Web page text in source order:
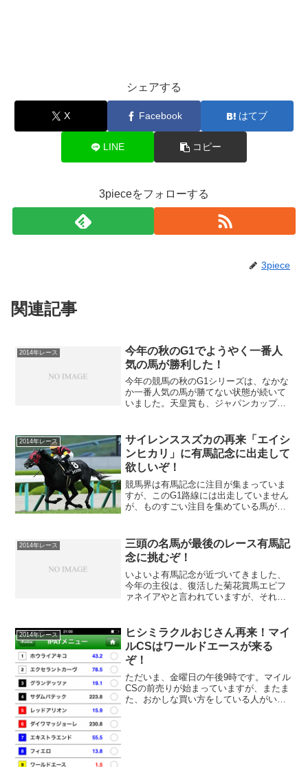
シェアする
X Facebook はてブ
LINE コピー
3pieceをフォローする
3piece
関連記事
2014年レース
今年の秋のG1でようやく一番人
気の馬が勝利した！
今年の競馬の秋のG1シリーズは、なかな
か一番人気の馬が勝てない状態が続いて
いました。天皇賞も、ジャパンカップ
で、一番人気の支持された、蛯名騎手騎
乗のダノンプラチナが勝...
2014年レース
サイレンススズカの再来「エイシ
ンヒカリ」に有馬記念に出走して
欲しいぞ！
競馬界は有馬記念に注目が集まっていま
すが、このG1路線には出走していません
が、ものすごい注目を集めている馬がい
リ」です。この馬のレースを見ると度肝
を抜かれます、特に先日の...
2014年レース
三頭の名馬が最後のレース有馬記
念に挑むぞ！
いよいよ有馬記念が近づいてきました、
今年の主役は、復活した菊花賞馬エピフ
ァネイアやと言われていますが、それ以
イ、そしてジェンティルドンナも引退レ
ースになります。そして、有...
2014年レース
ヒシミラクルおじさん再来！マイ
ルCSはワールドエースが来る
ぞ！
ただいま、金曜日の午後9時です。マイル
CSの前売りが始まっていますが、またま
た、おかしな買い方をしている人がいま